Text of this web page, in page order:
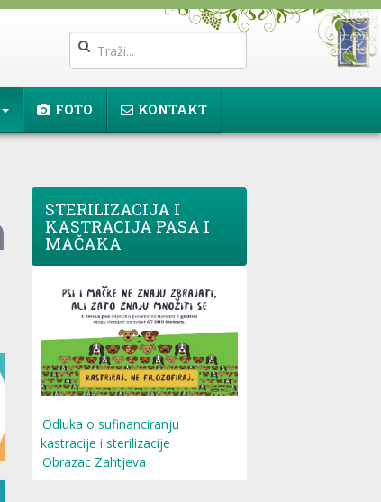
FOTO KONTAKT
STERILIZACIJA I
KASTRACIJA PASA I
MAČAKA
Odluka o sufinanciranju
kastracije i sterilizacije
Obrazac Zahtjeva